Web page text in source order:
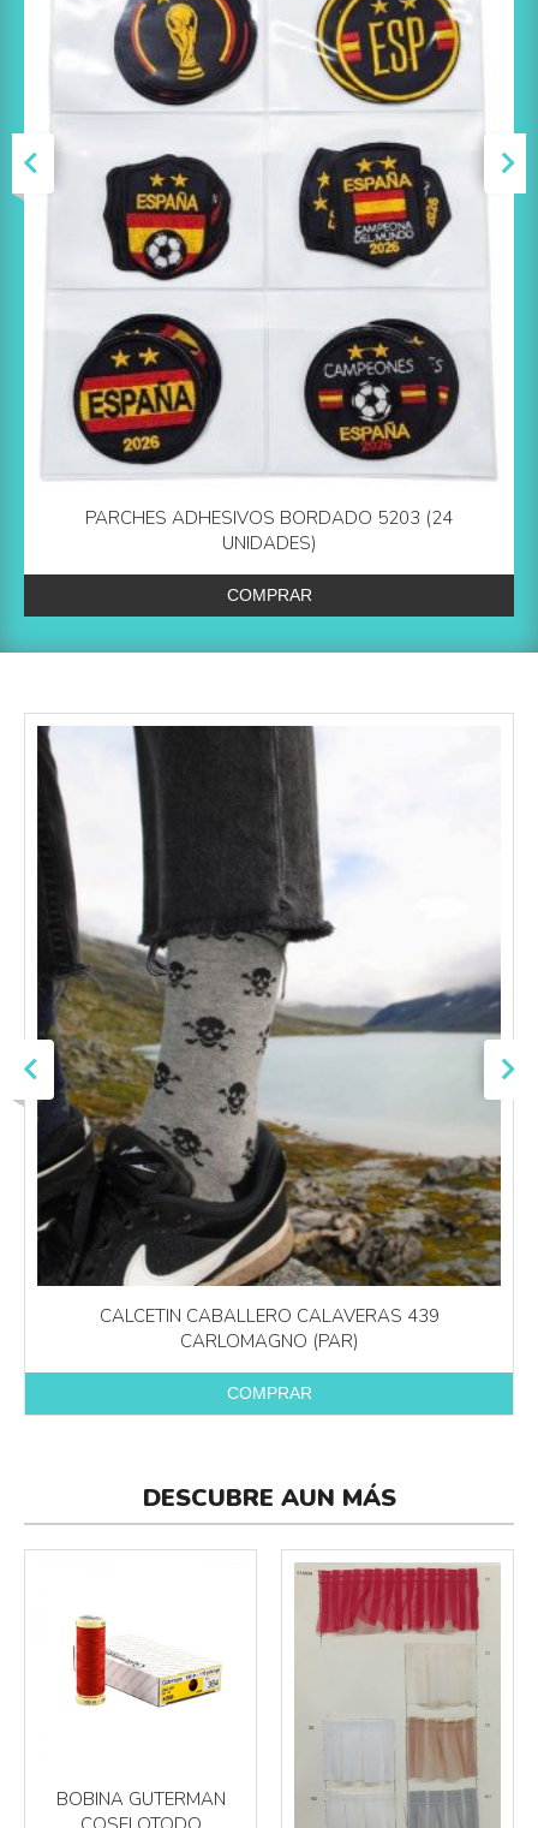
PARCHES ADHESIVOS BORDADO 5203 (24
UNIDADES)
COMPRAR
CALCETIN CABALLERO CALAVERAS 439
CARLOMAGNO (PAR)
COMPRAR
DESCUBRE AUN MÁS
BOBINA GUTERMAN